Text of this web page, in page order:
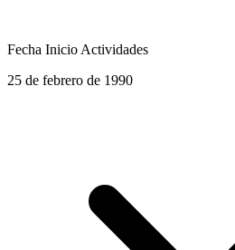
Fecha Inicio Actividades
25 de febrero de 1990